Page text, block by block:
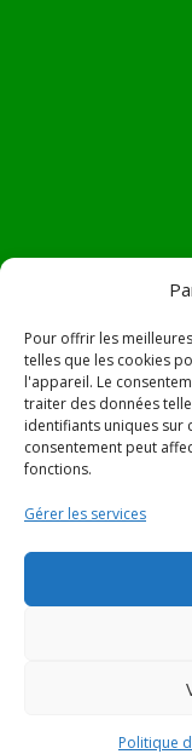
Pour offrir les
telles que les cookies
l'appareil. Le
traiter des données
identifiants uniques sur
consentement peut
fonctions.
Gérer les services
Politique
Mail:
Adresse :
© 2022 Mairie